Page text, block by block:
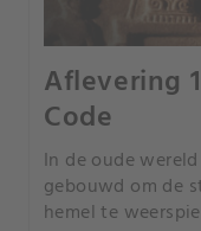
Aflevering
Code
In de oude
gebouwd om de
hemel te